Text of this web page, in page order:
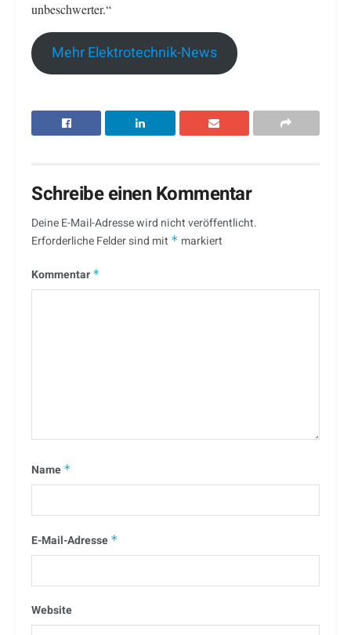
unbeschwerter.“
Mehr Elektrotechnik-News
Schreibe einen Kommentar
Deine E-Mail-Adresse wird nicht veröffentlicht.
Erforderliche Felder sind mit * markiert
Kommentar *
Name *
E-Mail-Adresse *
Website